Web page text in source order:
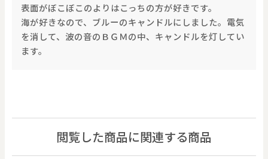
表面がぼこぼこのよりはこっちの方が好きです。
海が好きなので、ブルーのキャンドルにしました。電気
を消して、波の音のＢＧＭの中、キャンドルを灯してい
ます。
閲覧した商品に関連する商品